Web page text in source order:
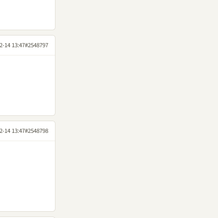
14 13:47#2548797
14 13:47#2548798